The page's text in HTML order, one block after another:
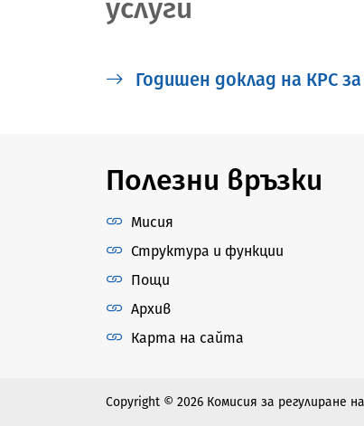
услуги
Годишен доклад на КРС
Полезни връзки
Мисия
Структура и функции
Пощи
Архив
Карта на сайта
Copyright © 2026 Комисия за регулиране